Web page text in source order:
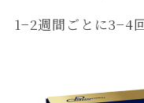
1−2週間ごとに3−4